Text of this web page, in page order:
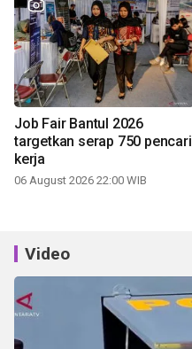
Job Fair Bantul 2026
targetkan serap 750 pencari
kerja
06 August 2026 22:00 WIB
Video